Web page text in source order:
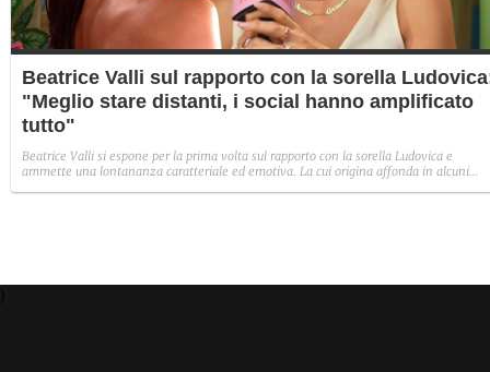
Beatrice Valli sul rapporto con la sorella
"Meglio stare distanti, i social hanno amplificato
tutto"
Beatrice Valli si espone per la prima volta sul rapporto con la sorella Ludovica e
ammette una lontananza caratteriale ed emotiva. La cui origina affonda in alcuni